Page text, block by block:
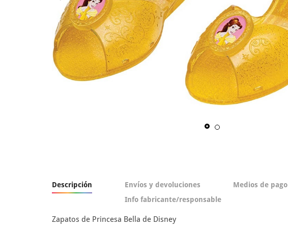
Descripción Envíos y devoluciones Medios de pago
Info fabricante/responsable
Zapatos de Princesa Bella de Disney